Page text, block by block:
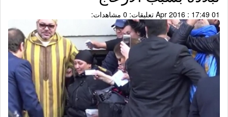
تعليقات: 0 مشاهدات: